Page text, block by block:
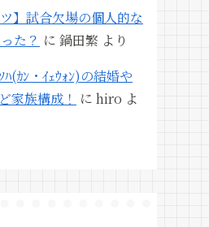
】試合欠場の個人的な
た？ に 鍋田繁 より
ﾊ(ｶﾝ・ｲｪｳｫﾝ)の結婚や
家族構成！ に hiro よ